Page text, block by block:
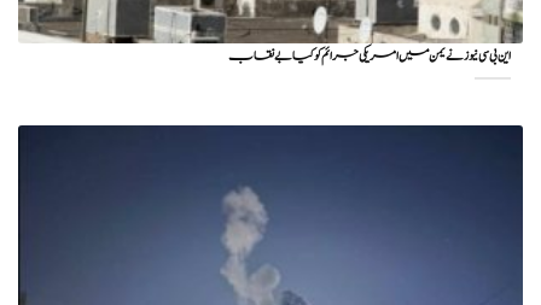
این بی سی نیوز نے یمن میں امریکی جرائم کو کیا بے نقاب